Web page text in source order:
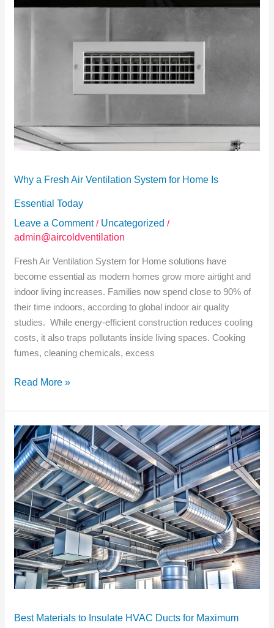
Why a Fresh Air Ventilation System for Home Is
Essential Today
Leave a Comment / Uncategorized /
admin@aircoldventilation
Fresh Air Ventilation System for Home solutions have
become essential as modern homes grow more airtight and
indoor living increases. Families now spend close to 90% of
their time indoors, according to global indoor air quality
studies. While energy-efficient construction reduces cooling
costs, it also traps pollutants inside living spaces. Cooking
fumes, cleaning chemicals, excess
a
Essential
Today
Read More »
Best Materials to Insulate HVAC Ducts for Maximum
Best
Materials
to
Insulate
HVAC
Ducts
for
Maximum
Energy
Savings